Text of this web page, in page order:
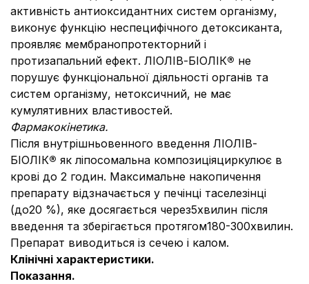
активність антиоксидантних систем організму,
виконує функцію неспецифічного детоксиканта,
проявляє мембранопротекторний і
протизапальний ефект. ЛІОЛІВ-БІОЛІК® не
порушує функціональної діяльності органів та
систем організму, нетоксичний, не має
кумулятивних властивостей.
Фармакокінетика.
Після внутрішньовенного введення ЛІОЛІВ-
БІОЛІК® як ліпосомальна композиціяциркулює в
крові до 2 годин. Максимальне накопичення
препарату відзначається у печінці таселезінці
(до20 %), яке досягається через5хвилин після
введення та зберігається протягом180-300хвилин.
Препарат виводиться із сечею і калом.
Клінічні характеристики.
Показання.